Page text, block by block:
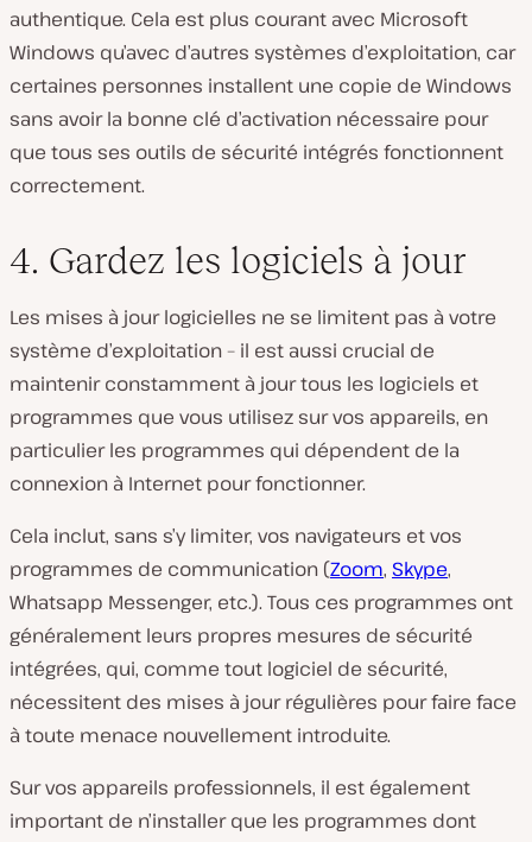
authentique. Cela est plus courant avec Microsoft
Windows qu’avec d’autres systèmes d’exploitation, car
certaines personnes installent une copie de Windows
sans avoir la bonne clé d’activation nécessaire pour
que tous ses outils de sécurité intégrés fonctionnent
correctement.
4. Gardez les logiciels à jour
Les mises à jour logicielles ne se limitent pas à votre
système d’exploitation – il est aussi crucial de
maintenir constamment à jour tous les logiciels et
programmes que vous utilisez sur vos appareils, en
particulier les programmes qui dépendent de la
connexion à Internet pour fonctionner.
Cela inclut, sans s’y limiter, vos navigateurs et vos
programmes de communication (Zoom, Skype,
Whatsapp Messenger, etc.). Tous ces programmes ont
généralement leurs propres mesures de sécurité
intégrées, qui, comme tout logiciel de sécurité,
nécessitent des mises à jour régulières pour faire face
à toute menace nouvellement introduite.
Sur vos appareils professionnels, il est également
important de n’installer que les programmes dont